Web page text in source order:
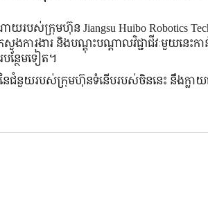
បស់ក្រុមហ៊ុន Jiangsu Huibo Robotics
សួងការងារ និងបណ្តុះបណ្តាលវិជ្ជាជីវៈមួយនេះ
ន្ថែមទៀត។
ននៃជំនួយរបស់ក្រុមហ៊ុនទំនើបរបស់ចិននេះ នឹងក្ល